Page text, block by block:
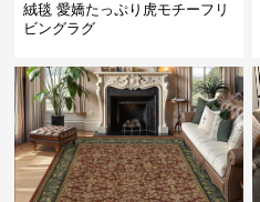
絨毯 愛嬌たっぷり虎モチーフリ
ビングラグ